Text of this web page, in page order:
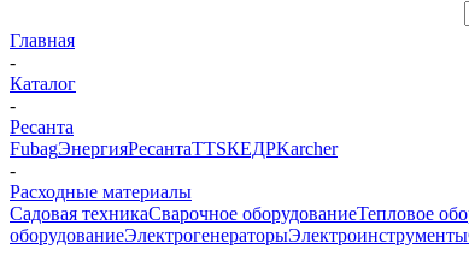
Главная
-
Каталог
-
Ресанта
FubagЭнергияРесантаTTSКЕДРKarcher
-
Расходные материалы
Садовая техникаСварочное оборудованиеТепловое
оборудованиеЭлектрогенераторыЭлектроинструменты